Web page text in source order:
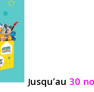
Jusqu’au 30